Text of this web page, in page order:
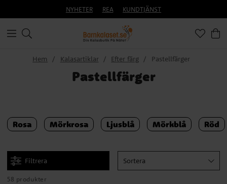
NYHETER REA KUNDTJÄNST
Hem Kalasartiklar Efter färg Pastellfärger
Pastellfärger
Rosa Mörkrosa Ljusblå Mörkblå Röd
Filtrera Sortera
58 produkter